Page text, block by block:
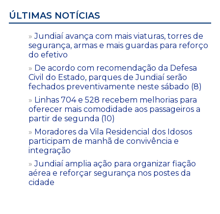
ÚLTIMAS NOTÍCIAS
Jundiaí avança com mais viaturas, torres de
segurança, armas e mais guardas para reforço
do efetivo
De acordo com recomendação da Defesa
Civil do Estado, parques de Jundiaí serão
fechados preventivamente neste sábado (8)
Linhas 704 e 528 recebem melhorias para
oferecer mais comodidade aos passageiros a
partir de segunda (10)
Moradores da Vila Residencial dos Idosos
participam de manhã de convivência e
integração
Jundiaí amplia ação para organizar fiação
aérea e reforçar segurança nos postes da
cidade